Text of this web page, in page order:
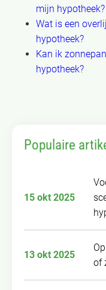
mijn hypotheek?
Wat is een
hypotheek?
Kan ik
hypotheek?
Populaire
15 okt 2025
13 okt 2025
of